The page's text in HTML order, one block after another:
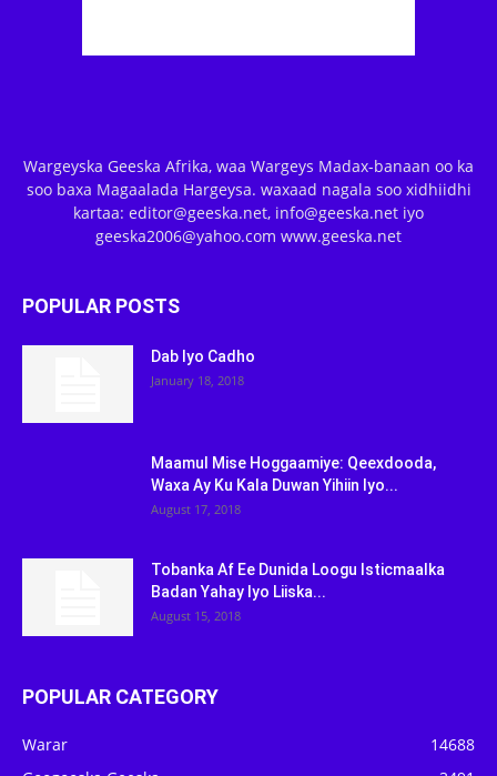
Wargeyska Geeska Afrika, waa Wargeys Madax-banaan oo ka
soo baxa Magaalada Hargeysa. waxaad nagala soo xidhiidhi
kartaa: editor@geeska.net, info@geeska.net iyo
geeska2006@yahoo.com www.geeska.net
POPULAR POSTS
Dab Iyo Cadho
January 18, 2018
Maamul Mise Hoggaamiye: Qeexdooda,
Waxa Ay Ku Kala Duwan Yihiin Iyo...
August 17, 2018
Tobanka Af Ee Dunida Loogu Isticmaalka
Badan Yahay Iyo Liiska...
August 15, 2018
POPULAR CATEGORY
Warar
14688